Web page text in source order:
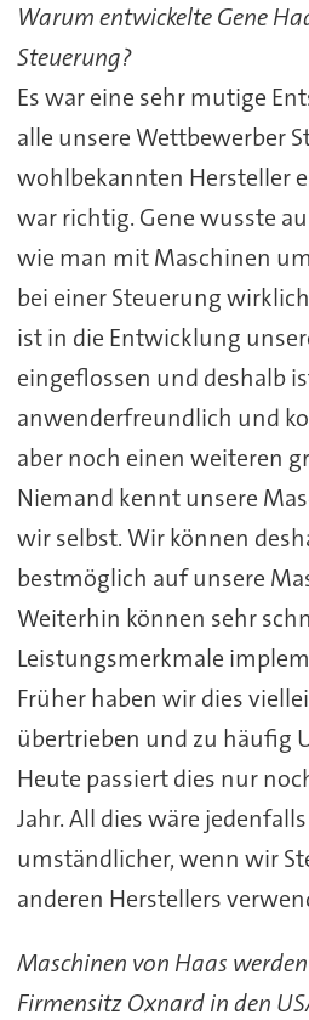
Warum entwickelte Gene
Steuerung?
Es war eine sehr mutige
alle unsere Wettbewerber
wohlbekannten Hersteller
war richtig. Gene wusste
wie man mit Maschinen
bei einer Steuerung
ist in die Entwicklung
eingeflossen und deshalb
anwenderfreundlich und
aber noch einen weiteren
Niemand kennt unsere
wir selbst. Wir können
bestmöglich auf unsere
Weiterhin können sehr
Leistungsmerkmale
Früher haben wir dies
übertrieben und zu häufig
Heute passiert dies nur
Jahr. All dies wäre
umständlicher, wenn wir
anderen Herstellers
Maschinen von Haas
Firmensitz Oxnard in den